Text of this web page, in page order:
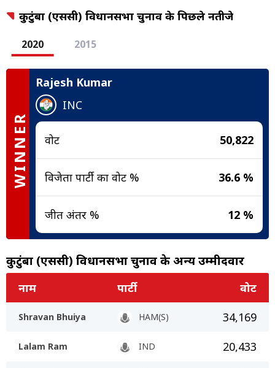
कुटुंबा (एससी) विधानसभा चुनाव के पिछले नतीजे
2020 2015
WINNER
Rajesh Kumar
INC
वोट 50,822
विजेता पार्टी का वोट % 36.6 %
जीत अंतर % 12 %
कुटुंबा (एससी) विधानसभा चुनाव के अन्य उम्मीदवार
नाम पार्टी वोट
Shravan Bhuiya HAM(S) 34,169
Lalam Ram IND 20,433